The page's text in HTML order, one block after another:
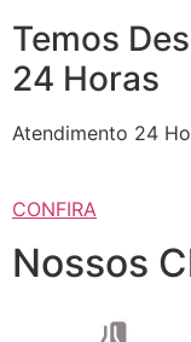
Temos
24 Horas
Atendimento 24
CONFIRA
Nossos